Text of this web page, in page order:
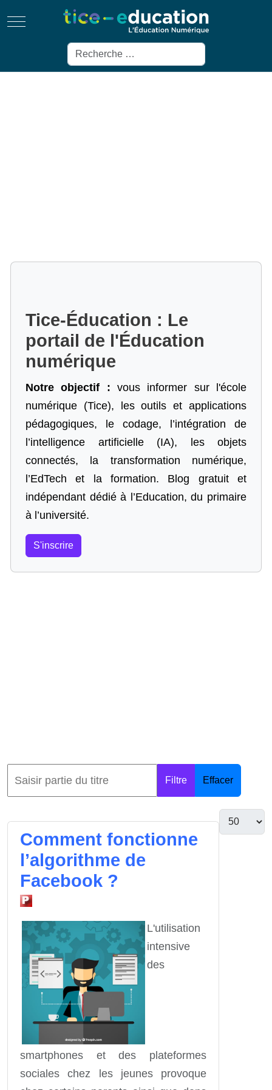
Mobile Menu Toggle
Rechercher
Tice-Éducation : Le
portail de l'Éducation
numérique
Notre objectif : vous informer sur l'école
numérique (Tice), les outils et applications
pédagogiques, le codage,
l’intégration de
l’intelligence artificielle (IA), les objets
connectés, la transformation numérique,
l’EdTech et la formation. Blog gratuit et
indépendant dédié à l’Education, du primaire
à l’université.
S'inscrire
Filtre Effacer
Comment fonctionne
l’algorithme de
Facebook ?
L'utilisation
intensive
des
smartphones et des plateformes
sociales chez les jeunes provoque